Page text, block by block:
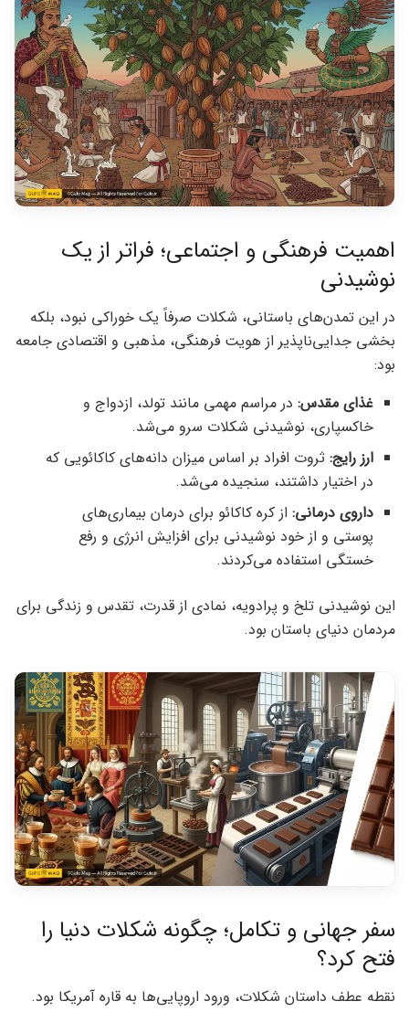
اهمیت فرهنگی و اجتماعی؛ فراتر از یک
نوشیدنی
در این تمدن‌های باستانی، شکلات صرفاً یک خوراکی نبود، بلکه
بخشی جدایی‌ناپذیر از هویت فرهنگی، مذهبی و اقتصادی جامعه
بود:
غذای مقدس: در مراسم مهمی مانند تولد، ازدواج و
خاکسپاری، نوشیدنی شکلات سرو می‌شد.
ارز رایج: ثروت افراد بر اساس میزان دانه‌های کاکائویی که
در اختیار داشتند، سنجیده می‌شد.
داروی درمانی: از کره کاکائو برای درمان بیماری‌های
پوستی و از خود نوشیدنی برای افزایش انرژی و رفع
خستگی استفاده می‌کردند.
این نوشیدنی تلخ و پرادویه، نمادی از قدرت، تقدس و زندگی برای
مردمان دنیای باستان بود.
سفر جهانی و تکامل؛ چگونه شکلات دنیا را
فتح کرد؟
نقطه عطف داستان شکلات، ورود اروپایی‌ها به قاره آمریکا بود.